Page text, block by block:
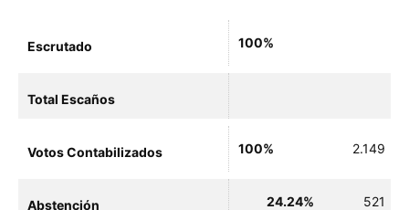
Escrutado 100%
Total Escaños
Votos Contabilizados 100% 2.149
Abstención 24.24% 521